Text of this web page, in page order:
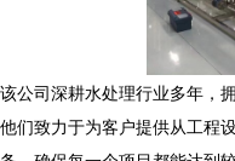
该公司深耕水处理行业多年，
他们致力于为客户提供从工程